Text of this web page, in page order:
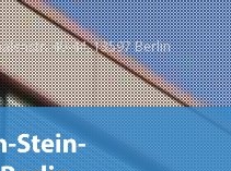
40-44, 13597 Berlin